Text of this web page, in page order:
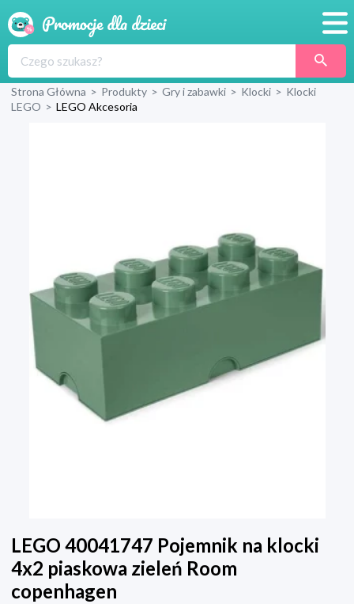
Produkty
Strona Główna > Produkty > Gry i zabawki > Klocki > Klocki
LEGO > LEGO Akcesoria
LEGO 40041747 Pojemnik na klocki
4x2 piaskowa zieleń Room
copenhagen